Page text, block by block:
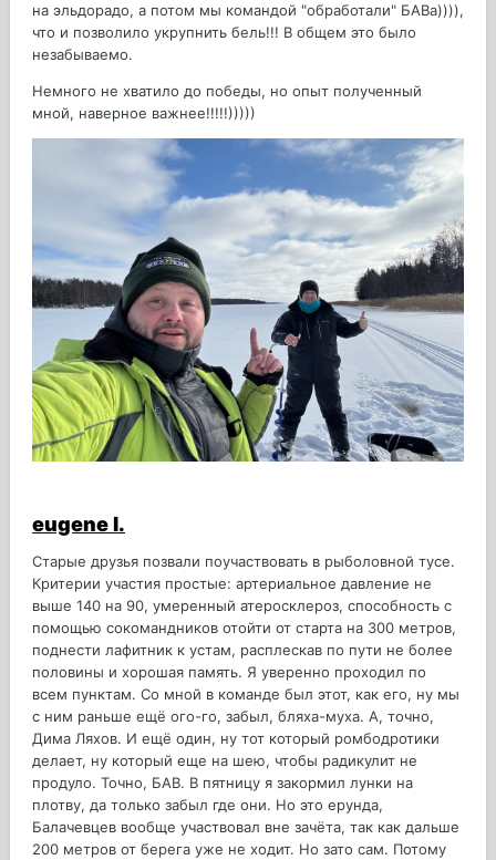
на эльдорадо, а потом мы командой "обработали" БАВа)))),
что и позволило укрупнить бель!!! В общем это было
незабываемо.
Немного не хватило до победы, но опыт полученный
мной, наверное важнее!!!!!)))))
eugene l.
Старые друзья позвали поучаствовать в рыболовной тусе.
Критерии участия простые: артериальное давление не
выше 140 на 90, умеренный атеросклероз, способность с
помощью сокомандников отойти от старта на 300 метров,
поднести лафитник к устам, расплескав по пути не более
половины и хорошая память. Я уверенно проходил по
всем пунктам. Со мной в команде был этот, как его, ну мы
с ним раньше ещё ого-го, забыл, бляха-муха. А, точно,
Дима Ляхов. И ещё один, ну тот который ромбодротики
делает, ну который еще на шею, чтобы радикулит не
продуло. Точно, БАВ. В пятницу я закормил лунки на
плотву, да только забыл где они. Но это ерунда,
Балачевцев вообще участвовал вне зачёта, так как дальше
200 метров от берега уже не ходит. Но зато сам. Потому